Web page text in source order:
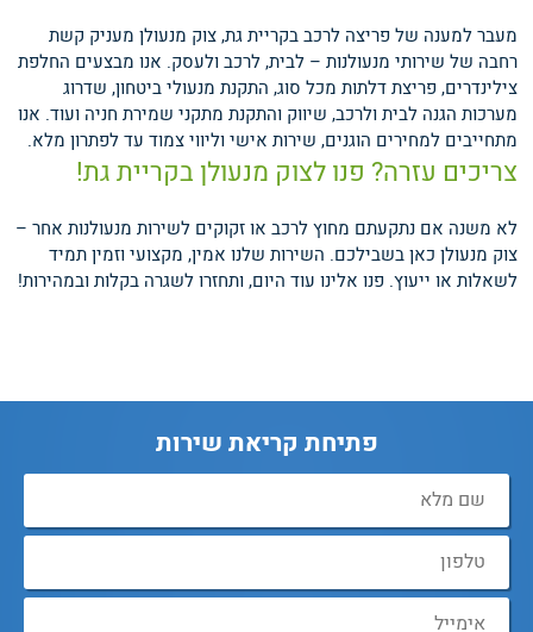
מעבר למענה של פריצה לרכב בקריית גת, צוק מנעולן מעניק קשת
רחבה של שירותי מנעולנות – לבית, לרכב ולעסק. אנו מבצעים החלפת
צילינדרים, פריצת דלתות מכל סוג, התקנת מנעולי ביטחון, שדרוג
מערכות הגנה לבית ולרכב, שיווק והתקנת מתקני שמירת חניה ועוד. אנו
מתחייבים למחירים הוגנים, שירות אישי וליווי צמוד עד לפתרון מלא.
צריכים עזרה? פנו לצוק מנעולן בקריית גת!
לא משנה אם נתקעתם מחוץ לרכב או זקוקים לשירות מנעולנות אחר –
צוק מנעולן כאן בשבילכם. השירות שלנו אמין, מקצועי וזמין תמיד
לשאלות או ייעוץ. פנו אלינו עוד היום, ותחזרו לשגרה בקלות ובמהירות!
פתיחת קריאת שירות